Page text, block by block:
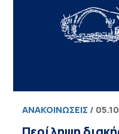
ΑΝΑΚΟΙΝΏΣΕΙΣ /